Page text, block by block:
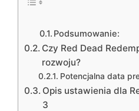
Podsumowanie:
Czy Red Dead
rozwoju?
Potencjalna data
Opis ustawienia dla
3